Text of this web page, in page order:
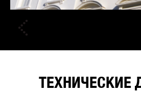
ТЕХНИЧЕСКИЕ